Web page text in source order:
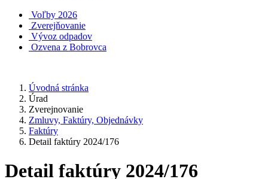
Voľby 2026
Zverejňovanie
Vývoz odpadov
Ozvena z Bobrovca
Úvodná stránka
Úrad
Zverejnovanie
Zmluvy, Faktúry, Objednávky
Faktúry
Detail faktúry 2024/176
Detail faktúry 2024/176